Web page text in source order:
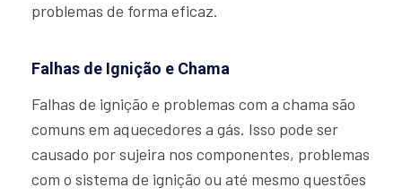
problemas de forma eficaz.
Falhas de Ignição e Chama
Falhas de ignição e problemas com a chama são
comuns em aquecedores a gás. Isso pode ser
causado por sujeira nos componentes, problemas
com o sistema de ignição ou até mesmo questões